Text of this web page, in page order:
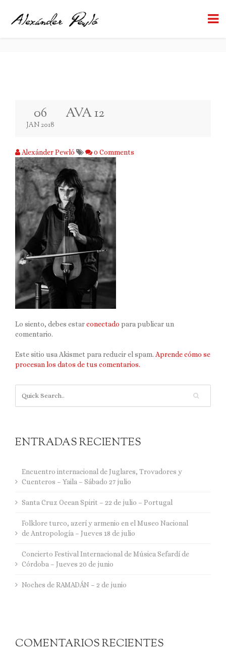
AVA 12 BACK TO BLOG
06
JAN 2018
AVA 12
Alexánder Pewló 0 Comments
Lo siento, debes estarconectado para publicar un
comentario.
Este sitio usa Akismet para reducir el spam. Aprende cómo se
procesan los datos de tus comentarios.
ENTRADAS RECIENTES
Encuentro internacional de Juglares, Trovadores y
Cuenteros – Yaila – Sábado 27 julio
Santa Cruz Ocean Spirit – 22 de julio – Portugal
Folklore turco, azerí y armenio en el Museo Nacional
de Antropología – Jueves 18 de julio
Concierto Festival Internacional de Música Sefardí de
Córdoba – Jueves 20 de junio
Noches de RAMADÁN – 2 de junio
COMENTARIOS RECIENTES